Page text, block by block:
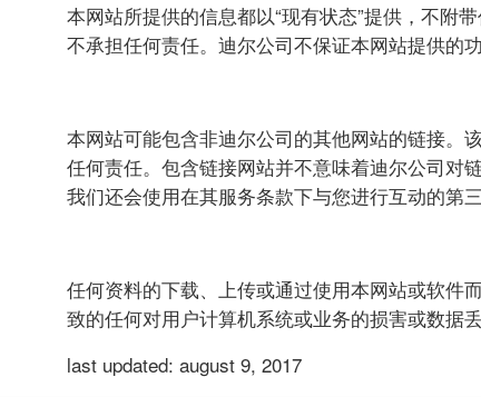
本网站所提供的信息都以“现有状态”提供，不附
不承担任何责任。迪尔公司不保证本网站提供的
本网站可能包含非迪尔公司的其他网站的链接。
任何责任。包含链接网站并不意味着迪尔公司对
我们还会使用在其服务条款下与您进行互动的第
任何资料的下载、上传或通过使用本网站或软件
致的任何对用户计算机系统或业务的损害或数据
last updated: august 9, 2017